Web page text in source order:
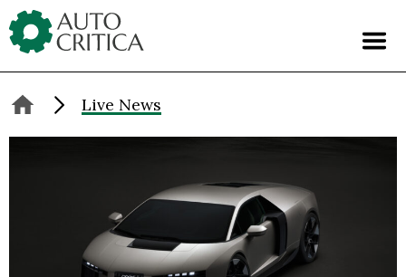
Skip
to
content
Live News